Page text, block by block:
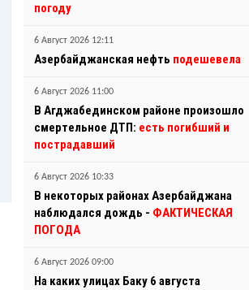
погоду
6 Август 2026 12:11
Азербайджанская нефть подешевела
6 Август 2026 11:00
В Агджабединском районе произошло
смертельное ДТП: есть погибший и
пострадавший
6 Август 2026 10:33
В некоторых районах Азербайджана
наблюдался дождь - ФАКТИЧЕСКАЯ
ПОГОДА
6 Август 2026 09:00
На каких улицах Баку 6 августа